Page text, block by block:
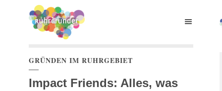
GRÜNDEN IM RUHRGEBIET
Impact Friends: Alles, was